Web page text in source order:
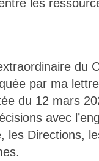
les
du
par ma lettre
du 12 mars
avec
les Directions,